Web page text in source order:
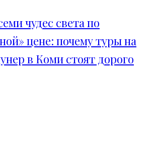
чудес света по
цене: почему туры на
в Коми стоят дорого